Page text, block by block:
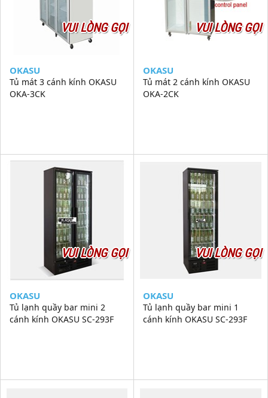
VUI LÒNG GỌI
OKASU
Tủ mát 3 cánh kính OKASU
OKA-3CK
VUI LÒNG GỌI
OKASU
Tủ mát 2 cánh kính OKASU
OKA-2CK
VUI LÒNG GỌI
OKASU
Tủ lạnh quầy bar mini 2
cánh kính OKASU SC-293F
VUI LÒNG GỌI
OKASU
Tủ lạnh quầy bar mini 1
cánh kính OKASU SC-293F